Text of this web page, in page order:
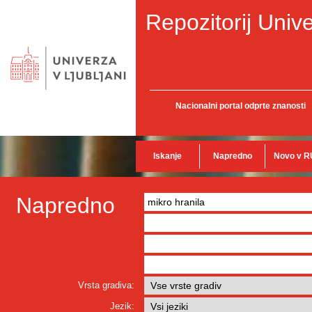
Repozitorij
Nacionalni portal odprte znanosti
Iskanje Napredno Novo v
Napredno
Vrsta gradiva:
Jezik: